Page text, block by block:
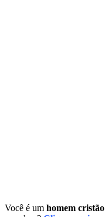
Você é um homem cristão